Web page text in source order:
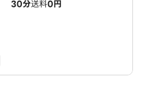
30分送料0円